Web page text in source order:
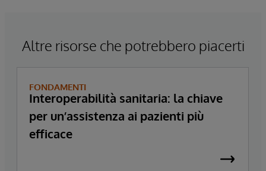
Altre risorse che potrebbero piacerti
FONDAMENTI
Interoperabilità sanitaria: la chiave
per un’assistenza ai pazienti più
efficace